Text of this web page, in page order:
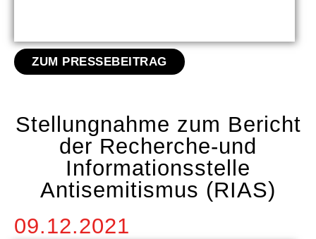
ZUM PRESSEBEITRAG
Stellungnahme zum Bericht
der Recherche-und
Informationsstelle
Antisemitismus (RIAS)
09.12.2021